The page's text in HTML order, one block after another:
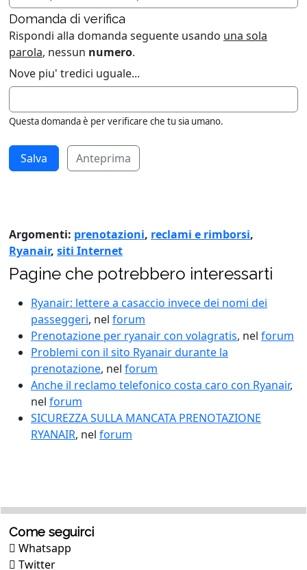
Domanda di verifica
Rispondi alla domanda seguente usando una sola
parola, nessun numero.
Nove piu' tredici uguale...
Questa domanda è per verificare che tu sia umano.
Anteprima
Argomenti: prenotazioni, reclami e rimborsi,
Ryanair, siti Internet
Pagine che potrebbero interessarti
Ryanair: lettere a casaccio invece dei nomi dei
passeggeri, nel forum
Prenotazione per ryanair con volagratis, nel forum
Problemi con il sito Ryanair durante la
prenotazione, nel forum
Anche il reclamo telefonico costa caro con Ryanair,
nel forum
SICUREZZA SULLA MANCATA PRENOTAZIONE
RYANAIR, nel forum
Come seguirci
Whatsapp
Twitter